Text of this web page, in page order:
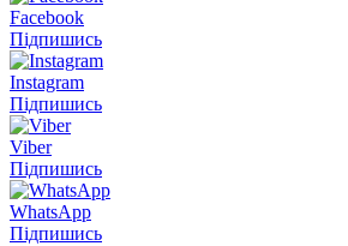
Facebook
Підпишись
Instagram
Підпишись
Viber
Підпишись
WhatsApp
Підпишись